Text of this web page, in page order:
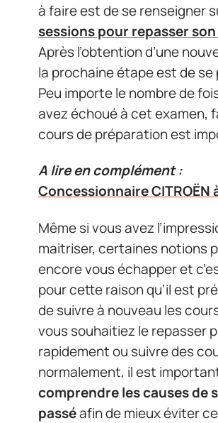
à faire est de se renseigner
sessions pour repasser
Après l’obtention d’une
la prochaine étape est de se
Peu importe le nombre de
avez échoué à cet examen,
cours de préparation est
A lire en complément :
Concessionnaire CITROËN
Même si vous avez
maitriser, certaines notions
encore vous échapper et
pour cette raison qu’il est
de suivre à nouveau les
vous souhaitiez le repasser
rapidement ou suivre des
normalement, il est
comprendre les causes de
passéafin de mieux éviter